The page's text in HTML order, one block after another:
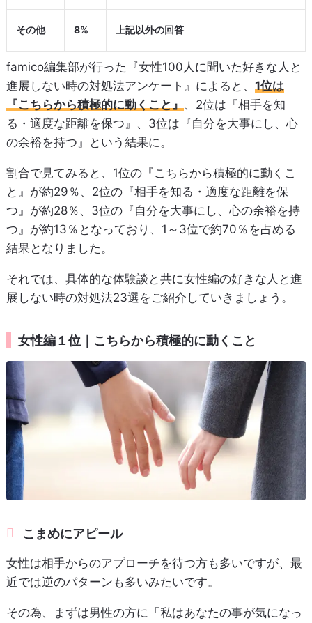
その他 8% 上記以外の回答
famico編集部が行った『女性100人に聞いた好きな人と
進展しない時の対処法アンケート』によると、 1位は
『こちらから積極的に動くこと』 、2位は『相手を知
る・適度な距離を保つ』、3位は『自分を大事にし、心
の余裕を持つ』という結果に。
割合で見てみると、1位の『こちらから積極的に動くこ
と』が約29％、2位の『相手を知る・適度な距離を保
つ』が約28％、3位の『自分を大事にし、心の余裕を持
つ』が約13％となっており、1～3位で約70％を占める
結果となりました。
それでは、具体的な体験談と共に女性編の好きな人と進
展しない時の対処法23選をご紹介していきましょう。
女性編１位｜こちらから積極的に動くこと
こまめにアピール
女性は相手からのアプローチを待つ方も多いですが、最
近では逆のパターンも多いみたいです。
その為、まずは男性の方に「私はあなたの事が気になっ